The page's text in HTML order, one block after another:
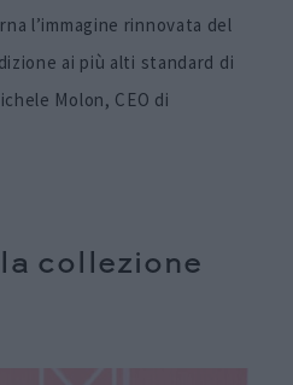
l’immagine rinnovata del
ai più alti standard di
Molon, CEO di
collezione